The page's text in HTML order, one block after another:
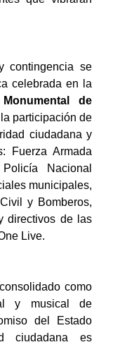
contingencia se
celebrada en la
de
participación de
ciudadana y
Fuerza Armada
Nacional
municipales,
y Bomberos,
directivos de las
Live.
como
y musical de
del Estado
ciudadana es